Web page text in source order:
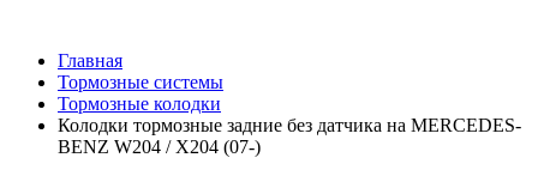
Главная
Тормозные системы
Тормозные колодки
Колодки тормозные задние без датчика на MERCEDES-
BENZ W204 / X204 (07-)